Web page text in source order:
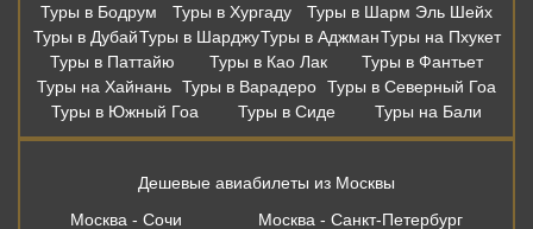
Туры в Бодрум
Туры в Хургаду
Туры в Шарм Эль Шейх
Туры в ДубайТуры в ШарджуТуры в АджманТуры на Пхукет
Туры в Паттайю
Туры в Као Лак
Туры в Фантьет
Туры на Хайнань Туры в Варадеро Туры в Северный Гоа
Туры в Южный Гоа
Туры в Сиде Туры на Бали
Дешевые авиабилеты из Москвы
Москва - Сочи
Москва - Санкт-Петербург